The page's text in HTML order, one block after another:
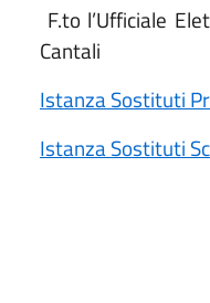
F.to l’Ufficiale
Cantali
Istanza Sostituti
Istanza Sostituti